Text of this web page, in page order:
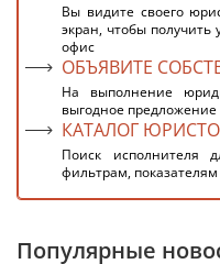
Вы видите своего
экран, чтобы
офис
ОБЪЯВИТЕ
На выполнение
выгодное предложение
КАТАЛОГ
Поиск
фильтрам,
Популярные